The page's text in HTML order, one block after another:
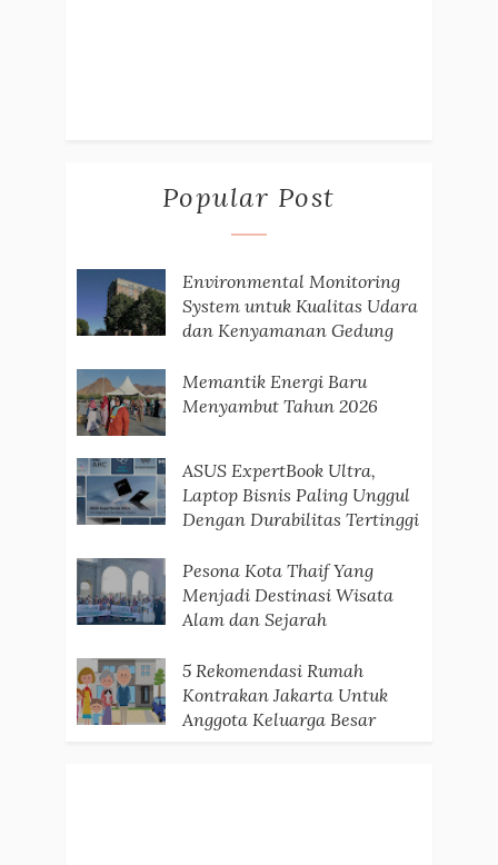
Popular Post
Environmental Monitoring
System untuk Kualitas Udara
dan Kenyamanan Gedung
Memantik Energi Baru
Menyambut Tahun 2026
ASUS ExpertBook Ultra,
Laptop Bisnis Paling Unggul
Dengan Durabilitas Tertinggi
Pesona Kota Thaif Yang
Menjadi Destinasi Wisata
Alam dan Sejarah
5 Rekomendasi Rumah
Kontrakan Jakarta Untuk
Anggota Keluarga Besar